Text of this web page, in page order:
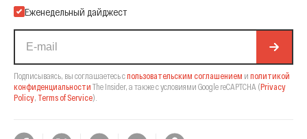
Еженедельный дайджест
Подписываясь, вы соглашаетесь спользовательским соглашением и политикой
конфиденциальности The Insider, а также с условиями Google reCAPTCHA (Privacy
Policy, Terms of Service).